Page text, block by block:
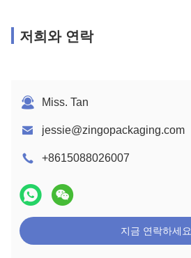
저희와 연락
Miss. Tan
jessie@zingopackaging.com
+8615088026007
지금 연락하세요